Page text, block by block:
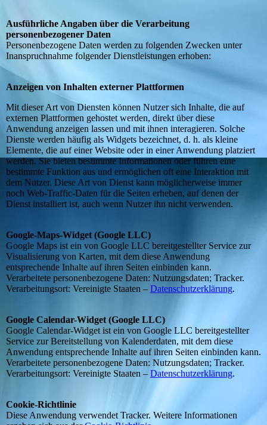
Ausführliche Angaben über die Verarbeitung
personenbezogener Daten
Personenbezogene Daten werden zu folgenden Zwecken unter
Inanspruchnahme folgender Dienstleistungen erhoben:
Anzeigen von Inhalten externer Plattformen
Mit dieser Art von Diensten können Nutzer sich Inhalte, die auf
externen Plattformen gehostet werden, direkt über diese
Anwendung anzeigen lassen und mit ihnen interagieren. Solche
Dienste werden häufig als Widgets bezeichnet, d. h. als kleine
Elemente, die auf einer Website oder in einer Anwendung platziert
werden. Sie bieten bestimmte Informationen oder führen eine
bestimmte Funktion aus und ermöglichen oft eine Interaktion mit
dem Nutzer. Diese Art von Dienst kann möglicherweise immer
noch Web-Traffic-Daten für die Seiten erheben, auf denen der
Dienst installiert ist, auch wenn Nutzer ihn nicht verwenden.
Google-Maps-Widget (Google LLC)
Google Maps ist ein von Google LLC bereitgestellter Service zur
Visualisierung von Karten, mit dem diese Anwendung
entsprechende Inhalte auf ihren Seiten einbinden kann.
Verarbeitete personenbezogene Daten: Nutzungsdaten; Tracker.
Verarbeitungsort: Vereinigte Staaten – Datenschutzerklärung.
Google Calendar-Widget (Google LLC)
Google Calendar-Widget ist ein von Google LLC bereitgestellter
Service zur Bereitstellung von Kalenderdaten, mit dem diese
Anwendung entsprechende Inhalte auf ihren Seiten einbinden kann.
Verarbeitete personenbezogene Daten: Nutzungsdaten; Tracker.
Verarbeitungsort: Vereinigte Staaten – Datenschutzerklärung.
Cookie-Richtlinie
Diese Anwendung verwendet Tracker. Weitere Informationen